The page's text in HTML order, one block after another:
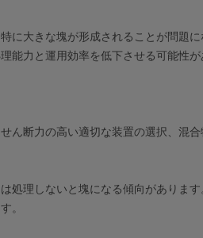
に大きな塊が形成されることが問題
能力と運用効率を低下させる可能性が
ん断力の高い適切な装置の選択、混
処理しないと塊になる傾向がありま
。